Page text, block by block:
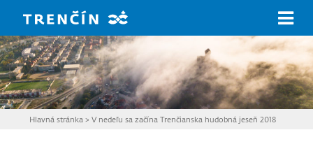
Hlavná stránka > V nedeľu sa začína Trenčianska hudobná jeseň 2018